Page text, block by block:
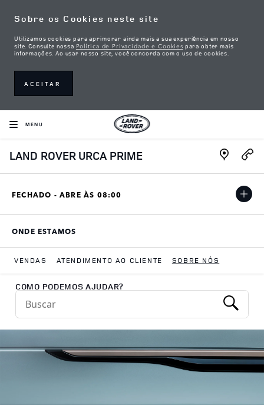
Sobre os Cookies neste site
Utilizamos cookies para aprimorar ainda mais a sua experiência em nosso
site. Consulte nossa Política de Privacidade e Cookies para obter mais
informações. Ao usar nosso site, você concorda com o uso de cookies.
ACEITAR
MENU
LAND ROVER URCA PRIME Link
FECHADO - ABRE ÀS 08:00
ONDE ESTAMOS
LINK OPENS IN NEW TAB
VENDAS ATENDIMENTO AO CLIENTE SOBRE NÓS
COMO PODEMOS AJUDAR?
Conduct a search
Submit